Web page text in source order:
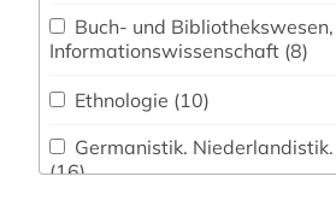
Informationswissenschaft (8)
Ethnologie (10)
(16)